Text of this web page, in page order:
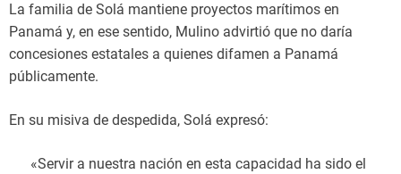
La familia de Solá mantiene proyectos marítimos en
Panamá y, en ese sentido, Mulino advirtió que no daría
concesiones estatales a quienes difamen a Panamá
públicamente.
En su misiva de despedida, Solá expresó:
«Servir a nuestra nación en esta capacidad ha sido el